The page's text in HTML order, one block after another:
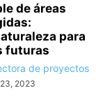
de áreas
para
futuras
de proyectos
2023